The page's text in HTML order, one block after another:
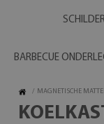
BARBECUE
/ MAGNETISCHE